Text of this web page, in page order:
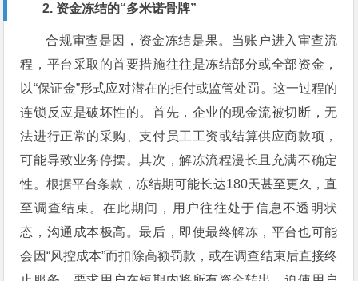
2. 资金冻结的“多米诺骨牌”
合规审查是因，资金冻结是果。当账户进入审查流
程，平台采取的首要措施往往是冻结部分或全部资金，
以“保证金”形式应对潜在的拒付或监管处罚。这一过程的
连锁反应是破坏性的。首先，企业的现金流被切断，无
法进行正常的采购、支付员工工资或结算供应商款项，
可能导致业务停摆。其次，解冻流程漫长且充满不确定
性。根据平台条款，冻结期可能长达180天甚至更久，直
至调查结束。在此期间，用户往往处于信息不透明状
态，沟通成本极高。最后，即使最终解冻，平台也可能
会因“风控成本”而扣除高额罚款，或在调查结束后直接终